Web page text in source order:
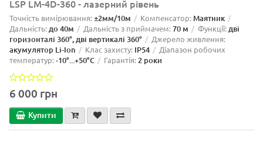
LSP LM-4D-360 - лазерний рівень
Точність вимірювання:±2мм/10м Компенсатор:Маятник
Дальність:до 40м Дальність з приймачем:70 м Функції:дві
горизонталі 360°, дві вертикалі 360°
Джерело живлення:
акумулятор Li-Ion Клас захисту: IP54
Діапазон робочих
температур:-10°...+50°С Гарантія:2 роки
6 000 грн
Купити